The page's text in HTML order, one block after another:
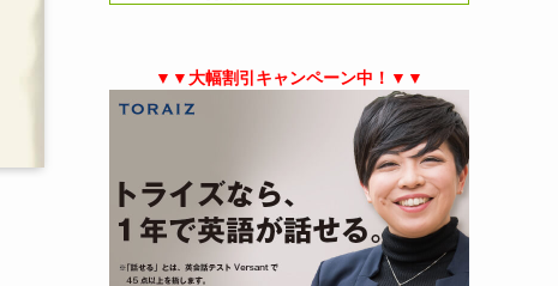
▼▼大幅割引キャンペーン中！▼▼